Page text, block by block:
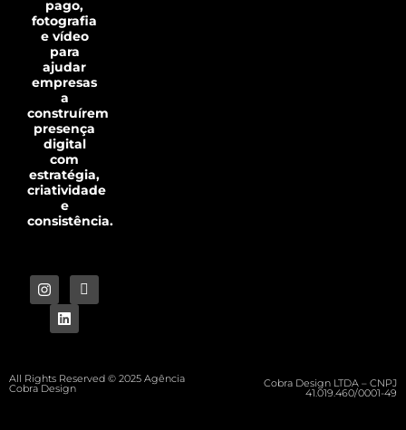
pago,
fotografia
e vídeo
para
ajudar
empresas
a
construírem
presença
digital
com
estratégia,
criatividade
e
consistência.
All Rights Reserved © 2025 Agência
Cobra Design Cobra Design LTDA – CNPJ
41.019.460/0001-49